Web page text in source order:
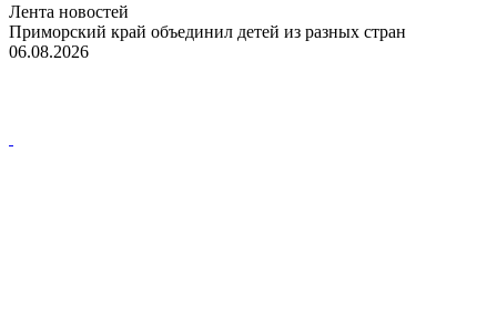
Лента новостей
Приморский край объединил детей из разных стран
06.08.2026